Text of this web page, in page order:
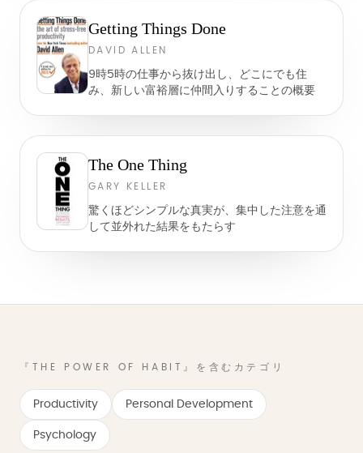
Getting Things Done
DAVID ALLEN
9時5時の仕事から抜け出し、どこにでも住
み、新しい富裕層に仲間入りすることの概要
The One Thing
GARY KELLER
驚くほどシンプルな真実が、集中した注意を通
して並外れた結果をもたらす
『THE POWER OF HABIT』を含むカテゴリ
Productivity Personal Development
Psychology